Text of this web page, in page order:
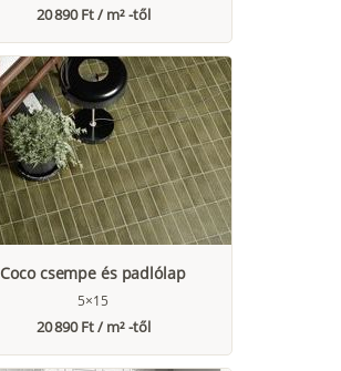
20 890 Ft / m² -től
Coco csempe és padlólap
5×15
20 890 Ft / m² -től